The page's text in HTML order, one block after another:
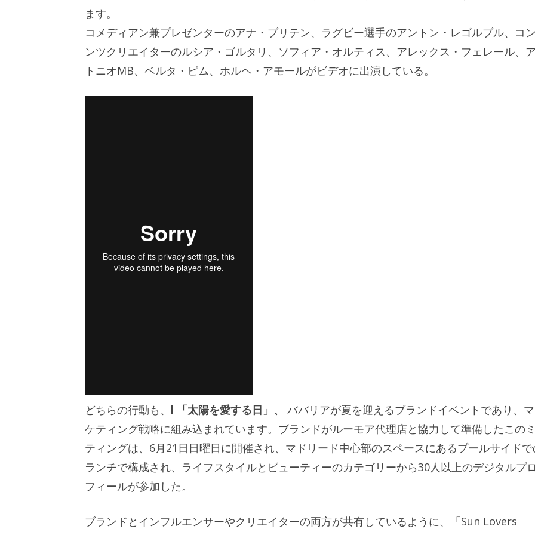
ます。
コメディアン兼プレゼンターのアナ・ブリテン、ラグビー選手のアントン・レゴルブル、コ
ンツクリエイターのルシア・ゴルタリ、ソフィア・オルティス、アレックス・フェレール、
トニオMB、ベルタ・ピム、ホルヘ・アモールがビデオに出演している。
どちらの行動も、 l 「太陽を愛する日」、 ババリアが夏を迎えるブランドイベントであり、
ケティング戦略に組み込まれています。ブランドがルーモア代理店と協力して準備したこの
ティングは、6月21日日曜日に開催され、マドリード中心部のスペースにあるプールサイド
ランチで構成され、ライフスタイルとビューティーのカテゴリーから30人以上のデジタルプロ
フィールが参加した。
ブランドとインフルエンサーやクリエイターの両方が共有しているように、「Sun Lovers